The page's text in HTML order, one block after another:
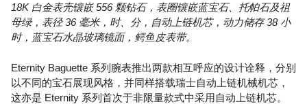
18K 白金表壳镶嵌 556 颗钻石，表圈镶嵌蓝宝石、托帕石及祖
母绿，表径 36 毫米，时、分，自动上链机芯，动力储存 38 小
时，蓝宝石水晶玻璃镜面，鳄鱼皮表带。
Eternity Baguette 系列腕表推出两款相互呼应的设计诠释，分别
以不同的宝石展现风格，并同样搭载瑞士自动上链机械机芯，
这亦是 Eternity 系列首次于非限量款式中采用自动上链机芯。